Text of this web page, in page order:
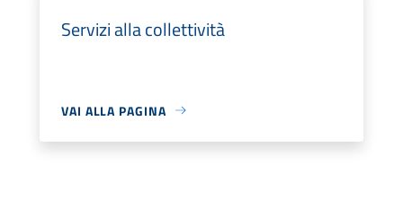
Servizi alla collettività
VAI ALLA PAGINA